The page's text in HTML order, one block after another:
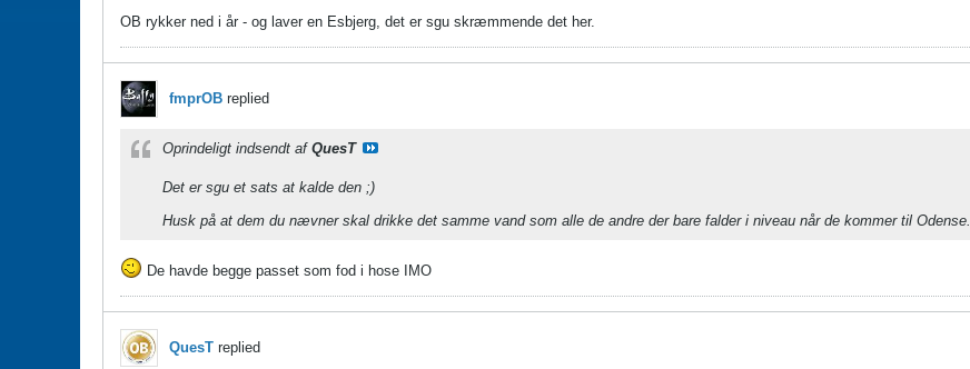
OB rykker ned i år - og laver en Esbjerg, det er sgu skræmmende det her.
fmprOB replied
Oprindeligt indsendt af QuesT
Det er sgu et sats at kalde den ;)
Husk på at dem du nævner skal drikke det samme vand som alle de andre der bare falder i niveau når de kommer til Odense.
De havde begge passet som fod i hose IMO
QuesT replied